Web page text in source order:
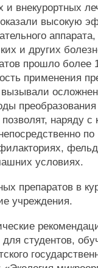
и внекурортных
высокую
аппарата,
и других
прошло более
применения
наряду с
условиях.
препаратов в
учреждения.
студентов,